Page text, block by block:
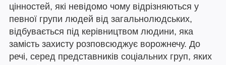
цінностей, які невідомо чому відрізняються у
певної групи людей від загальнолюдських,
відбувається під керівництвом людини, яка
замість захисту розповсюджує ворожнечу. До
речі, серед представників соціальних груп, яких